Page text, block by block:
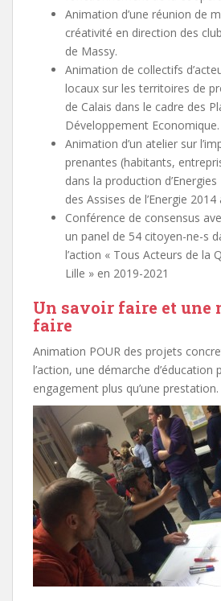
Animation d’une réunion de
créativité en direction des
de Massy.
Animation de collectifs
locaux sur les territoires de
de Calais dans le cadre des
Développement Economique.
Animation d’un atelier sur
prenantes (habitants,
dans la production
des Assises de l’Energie
Conférence de consensus
un panel de 54 citoyen-ne-s
l’action « Tous Acteurs de la
Lille » en 2019-2021
Un savoir faire et une
faire
Animation POUR des projets
l’action, une démarche d’éducation
engagement plus qu’une prestation.